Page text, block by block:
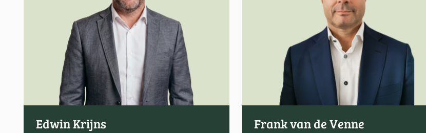
Edwin Krijns Frank van de Venne